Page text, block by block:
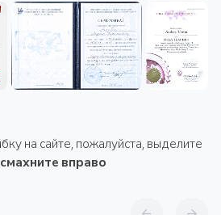
на сайте, пожалуйста, выделите
смахните вправо